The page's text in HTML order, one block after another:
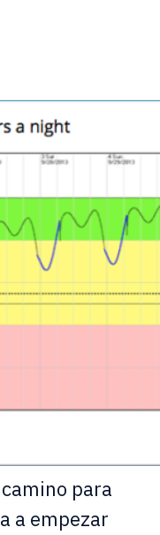
para
a empezar